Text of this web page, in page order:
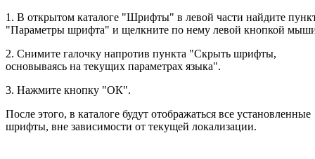
1. В открытом каталоге "Шрифты" в левой части найдите
"Параметры шрифта" и щелкните по нему левой кнопкой
2. Снимите галочку напротив пункта "Скрыть шрифты,
основываясь на текущих параметрах языка".
3. Нажмите кнопку "ОК".
После этого, в каталоге будут отображаться все установленные
шрифты, вне зависимости от текущей локализации.